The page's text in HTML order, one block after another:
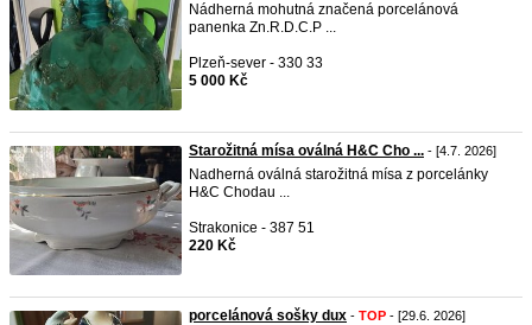
Nádherná mohutná značená porcelánová
panenka Zn.R.D.C.P ...
Plzeň-sever - 330 33
5 000 Kč
Starožitná mísa oválná H&C Cho ... - [4.7. 2026]
Nadherná oválná starožitná mísa z porcelánky
H&C Chodau ...
Strakonice - 387 51
220 Kč
porcelánová sošky dux - TOP - [29.6. 2026]